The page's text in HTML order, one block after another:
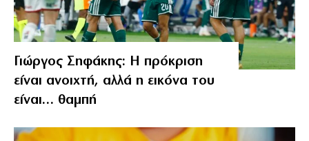
Γιώργος Σηφάκης: Η πρόκριση
είναι ανοιχτή, αλλά η εικόνα του
είναι… θαμπή